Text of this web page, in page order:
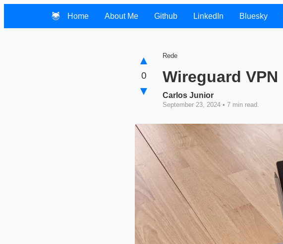
Home About Me Github LinkedIn Bluesky
▲
0
▼
Rede
Wireguard VPN
Carlos Junior
September 23, 2024 • 7 min read.